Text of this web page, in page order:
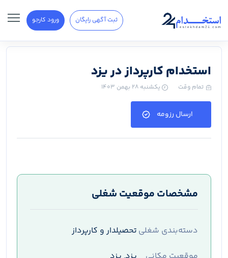
ثبت آگهی رایگان ورود کارجو
استخدام کارپرداز در یزد
تمام وقت یکشنبه ۲۸ بهمن ۱۴۰۳
ارسال رزومه
مشخصات موقعیت شغلی
دسته‌بندی شغلی تحصیلدار و کارپرداز